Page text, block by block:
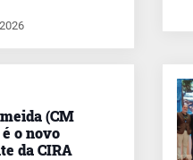
(CM
o novo
da CIRA